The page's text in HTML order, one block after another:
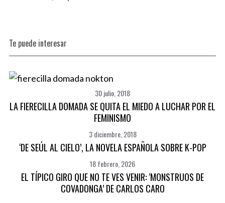
Te puede interesar
30 julio, 2018
LA FIERECILLA DOMADA SE QUITA EL MIEDO A LUCHAR POR EL
FEMINISMO
3 diciembre, 2018
‘DE SEÚL AL CIELO’, LA NOVELA ESPAÑOLA SOBRE K-POP
18 febrero, 2026
EL TÍPICO GIRO QUE NO TE VES VENIR: ‘MONSTRUOS DE
COVADONGA’ DE CARLOS CARO